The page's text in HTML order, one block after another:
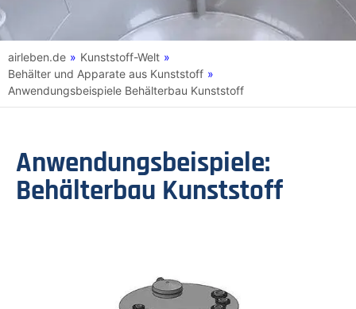
airleben.de » Kunststoff-Welt »
Behälter und Apparate aus Kunststoff »
Anwendungsbeispiele Behälterbau Kunststoff
Anwendungsbeispiele:
Behälterbau Kunststoff